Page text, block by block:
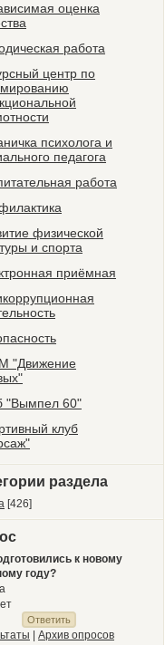
оценка
работа
центр по
психолога и
педагога
работа
физической
и спорта
приёмная
"Движение
"Вымпел 60"
клуб
раздела
[426]
к новому
году?
| Архив опросов